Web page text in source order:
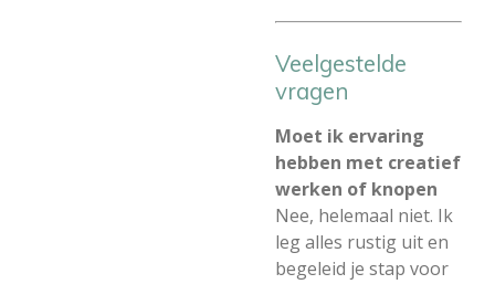
Veelgestelde
vragen
Moet ik ervaring
hebben met creatief
werken of knopen
Nee, helemaal niet. Ik
leg alles rustig uit en
begeleid je stap voor